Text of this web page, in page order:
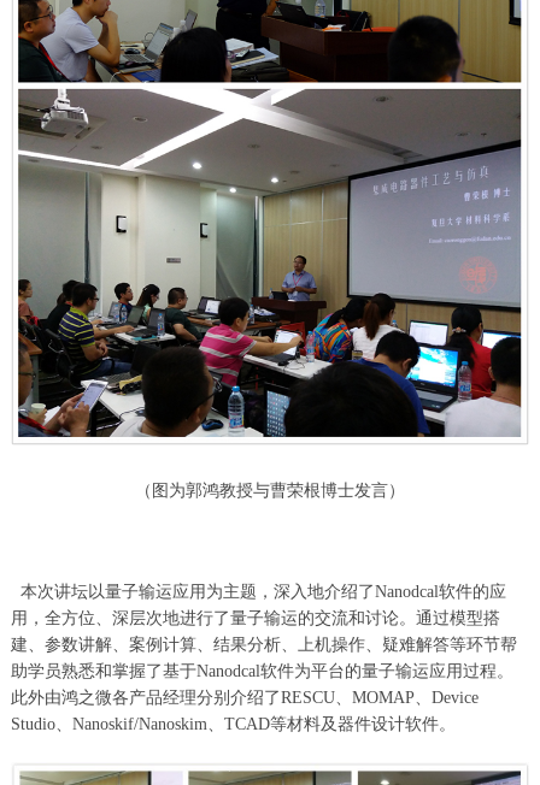
（图为郭鸿教授与曹荣根博士发言）
本次讲坛以量子输运应用为主题，深入地介绍了Nanodcal软件的应
用，全方位、深层次地进行了量子输运的交流和讨论。通过模型搭
建、参数讲解、案例计算、结果分析、上机操作、疑难解答等环节帮
助学员熟悉和掌握了基于Nanodcal软件为平台的量子输运应用过程。
此外由鸿之微各产品经理分别介绍了RESCU、MOMAP、Device
Studio、Nanoskif/Nanoskim、TCAD等材料及器件设计软件。